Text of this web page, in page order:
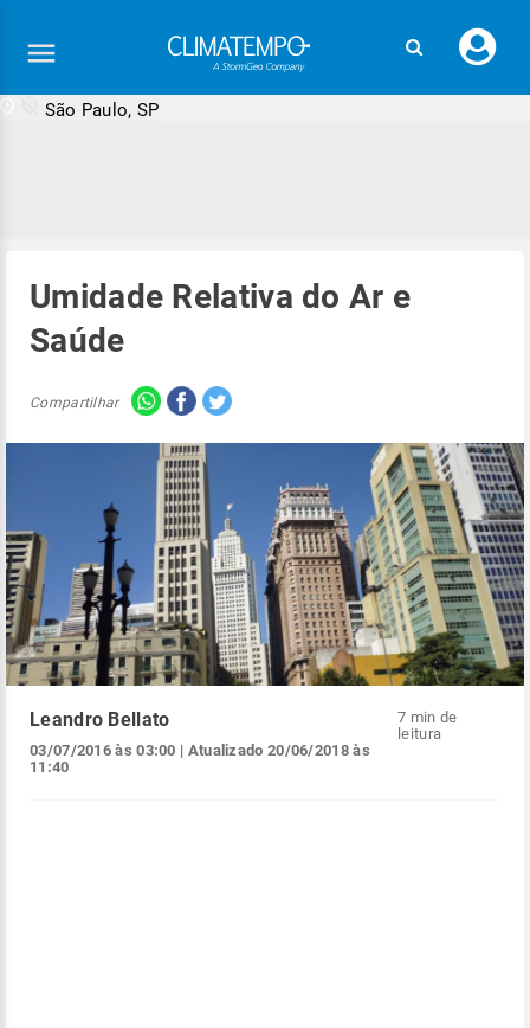
seu
São Paulo, SP
Umidade Relativa do Ar e
Saúde
Compartilhar
Leandro Bellato
03/07/2016 às 03:00 | Atualizado 20/06/2018 às
11:40
7 min de
leitura